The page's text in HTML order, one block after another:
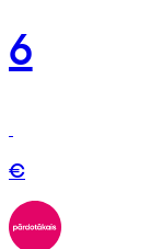
6
€